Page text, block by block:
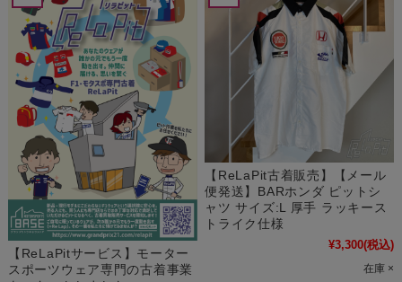
【ReLaPitサービス】モーター
スポーツウェア専門の古着事業
【ReLaPit古着販売】【メール
便発送】BARホンダ ピットシ
ャツ サイズ:L 厚手 ラッキース
トライク仕様
¥3,300(税込)
在庫 ×